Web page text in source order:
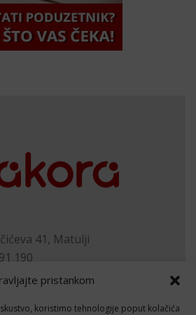
pristankom
koristimo tehnologije poput kolačića
41, Matulji
190